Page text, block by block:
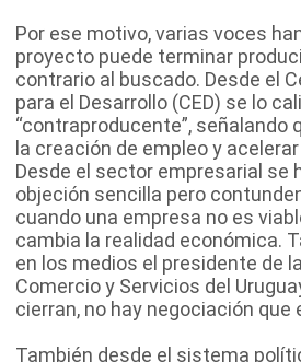
Por ese motivo, varias voces
proyecto puede terminar
contrario al buscado. Desde el
para el Desarrollo (CED) se lo
“contraproducente”, señalando
la creación de empleo y
Desde el sector empresarial se
objeción sencilla pero
cuando una empresa no es
cambia la realidad económica.
en los medios el presidente de
Comercio y Servicios del
cierran, no hay negociación que
También desde el sistema